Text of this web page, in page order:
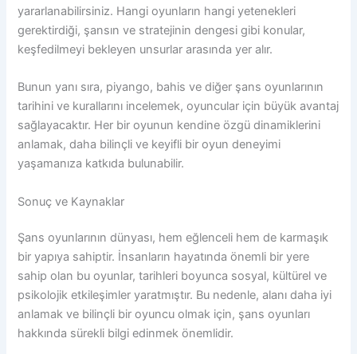
yararlanabilirsiniz. Hangi oyunların hangi yetenekleri
gerektirdiği, şansın ve stratejinin dengesi gibi konular,
keşfedilmeyi bekleyen unsurlar arasında yer alır.
Bunun yanı sıra, piyango, bahis ve diğer şans oyunlarının
tarihini ve kurallarını incelemek, oyuncular için büyük avantaj
sağlayacaktır. Her bir oyunun kendine özgü dinamiklerini
anlamak, daha bilinçli ve keyifli bir oyun deneyimi
yaşamanıza katkıda bulunabilir.
Sonuç ve Kaynaklar
Şans oyunlarının dünyası, hem eğlenceli hem de karmaşık
bir yapıya sahiptir. İnsanların hayatında önemli bir yere
sahip olan bu oyunlar, tarihleri boyunca sosyal, kültürel ve
psikolojik etkileşimler yaratmıştır. Bu nedenle, alanı daha iyi
anlamak ve bilinçli bir oyuncu olmak için, şans oyunları
hakkında sürekli bilgi edinmek önemlidir.